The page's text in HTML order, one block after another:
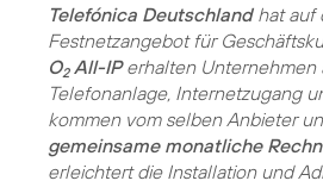
Telefónica Deutschlandhat auf
Festnetzangebot für
O2All-IPerhalten Unternehmen
Telefonanlage, Internetzugang
kommen vom selben Anbieter
gemeinsame monatliche
erleichtert die Installation und